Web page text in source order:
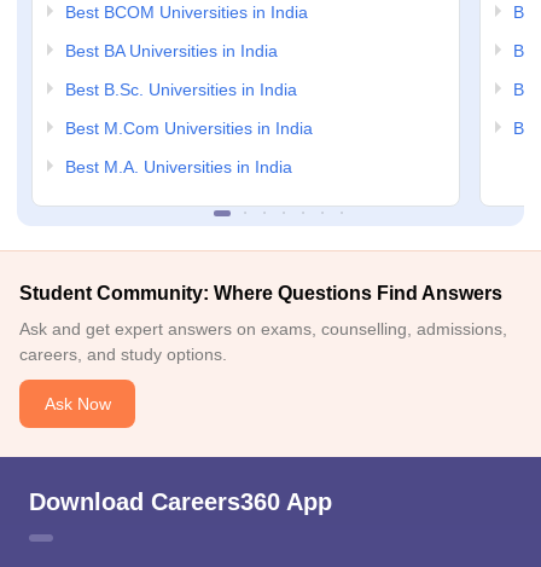
Best BCOM Universities in India
Best BA Universities in India
Best B.Sc. Universities in India
Best M.Com Universities in India
Best M.A. Universities in India
Student Community: Where Questions Find Answers
Ask and get expert answers on exams, counselling, admissions,
careers, and study options.
Ask Now
Download Careers360 App